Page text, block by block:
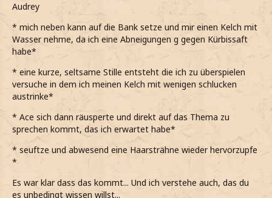
Audrey
* mich neben kann auf die Bank setze und mir einen Kelch mit
Wasser nehme, da ich eine Abneigungen g gegen Kürbissaft
habe*
* eine kurze, seltsame Stille entsteht die ich zu überspielen
versuche in dem ich meinen Kelch mit wenigen schlucken
austrinke*
* Ace sich dann räusperte und direkt auf das Thema zu
sprechen kommt, das ich erwartet habe*
* seuftze und abwesend eine Haarsträhne wieder hervorzupfe
*
Es war klar dass das kommt... Und ich verstehe auch, das du
es unbedingt wissen willst...